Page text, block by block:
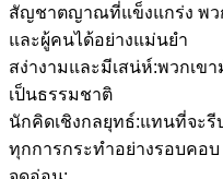
สัญชาตญาณที่แข็งแกร่ง พว
และผู้คนได้อย่างแม่นยำ
สง่างามและมีเสน่ห์:พวกเ
เป็นธรรมชาติ
นักคิดเชิงกลยุทธ์:แทนที่จะรี
ทุกการกระทำอย่างรอบคอบ